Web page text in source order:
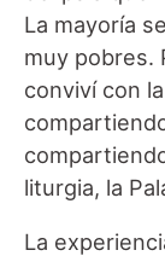
La mayoría
muy pobres.
conviví con
liturgia, la
La